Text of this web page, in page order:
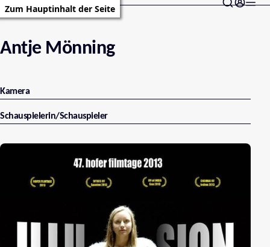
Zum Hauptinhalt der Seite
Antje Mönning
Kamera
Schauspielerin/Schauspieler